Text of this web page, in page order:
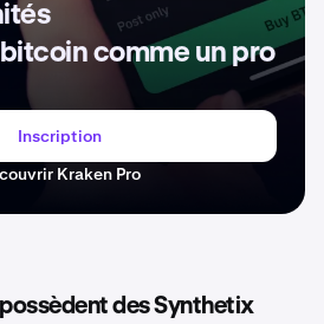
comme un pro
Inscription
Kraken Pro
des Synthetix